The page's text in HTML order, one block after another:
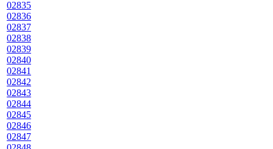
02835
02836
02837
02838
02839
02840
02841
02842
02843
02844
02845
02846
02847